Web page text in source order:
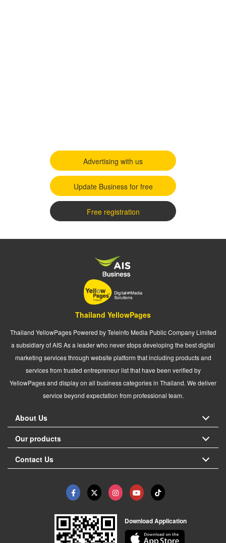
Advertising with us
Update Business for free
Free registration
Thailand YellowPages
Thailand YellowPages Powered by Teleinfo Media Public Company Limited
a subsidiary of AIS As a leader who never stops developing the best digital
marketing services through website platform that including products and
services from trusted entrepreneur list that have been verified by
YellowPages and display on all business categories in Thailand. We deliver
service beyond expectation from professional team.
About Us
Our products
Contact Us
Download Application